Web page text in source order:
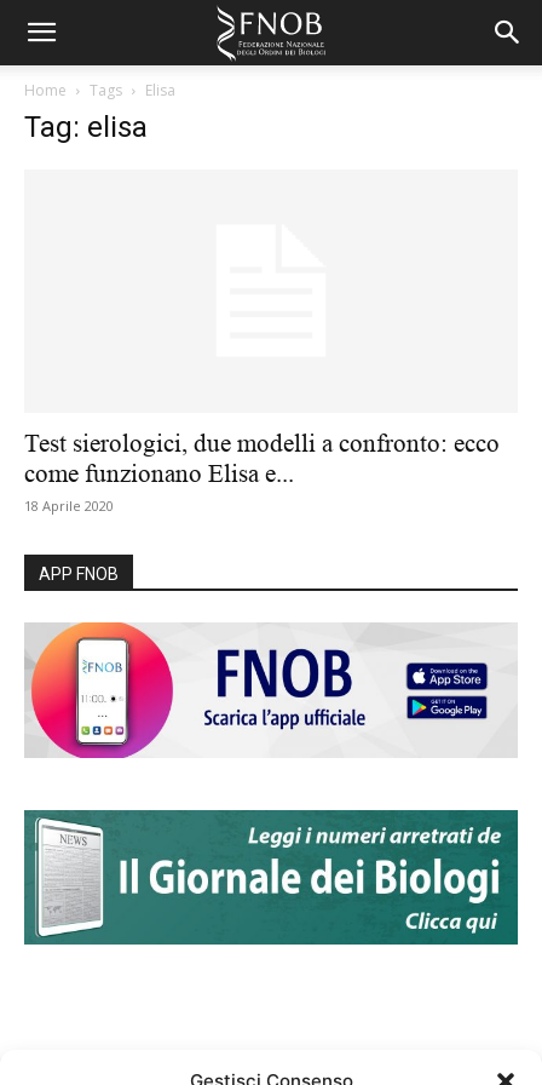
Home Tags Elisa
Tag: elisa
Test sierologici, due modelli a confronto: ecco
come funzionano Elisa e...
18 Aprile 2020
APP FNOB